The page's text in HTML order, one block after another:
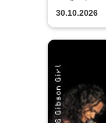
30.10.2026